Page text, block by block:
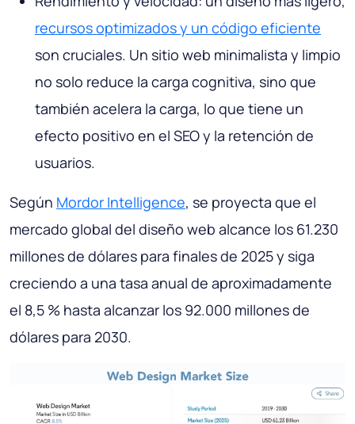
recursos optimizados y un código eficiente
son cruciales. Un sitio web minimalista y limpio
no solo reduce la carga cognitiva, sino que
también acelera la carga, lo que tiene un
efecto positivo en el SEO y la retención de
usuarios.
Según Mordor Intelligence, se proyecta que el
mercado global del diseño web alcance los 61.230
millones de dólares para finales de 2025 y siga
creciendo a una tasa anual de aproximadamente
el 8,5 % hasta alcanzar los 92.000 millones de
dólares para 2030.